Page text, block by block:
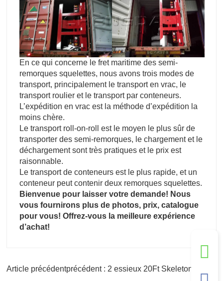
En ce qui concerne le fret maritime des semi-
remorques squelettes, nous avons trois modes de
transport, principalement le transport en vrac, le
transport roulier et le transport par conteneurs.
L’expédition en vrac est la méthode d’expédition la
moins chère.
Le transport roll-on-roll est le moyen le plus sûr de
transporter des semi-remorques, le chargement et le
déchargement sont très pratiques et le prix est
raisonnable.
Le transport de conteneurs est le plus rapide, et un
conteneur peut contenir deux remorques squelettes.
Bienvenue pour laisser votre demande! Nous
vous fournirons plus de photos, prix, catalogue
pour vous! Offrez-vous la meilleure expérience
d’achat!